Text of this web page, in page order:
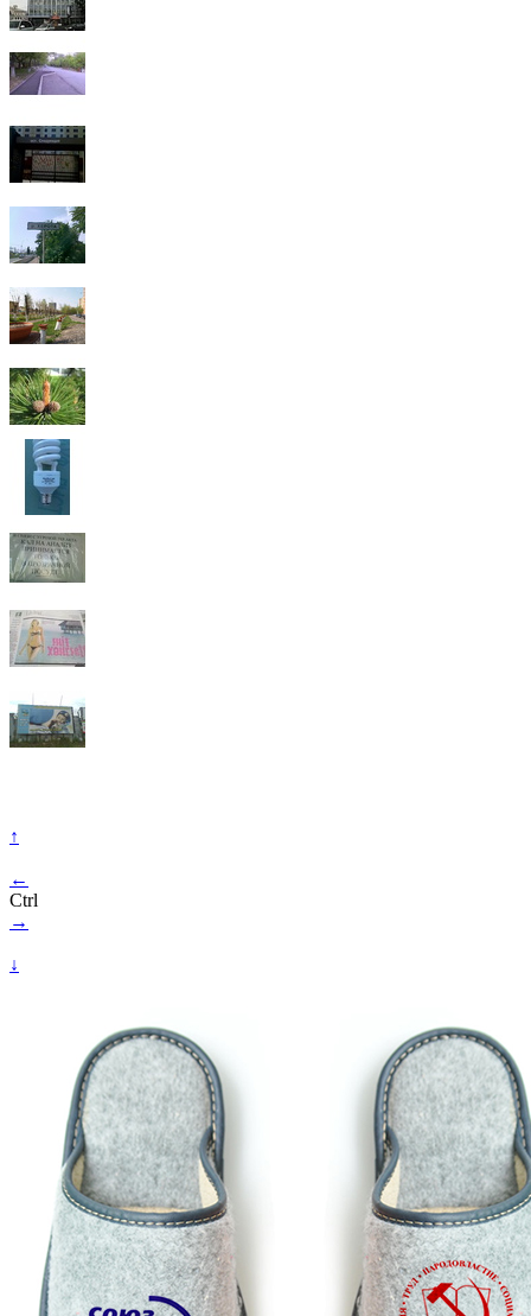
↑
←
Ctrl
→
↓